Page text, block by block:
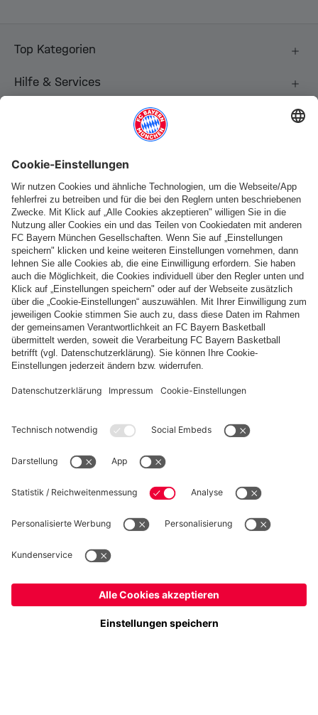
Top Kategorien
Hilfe & Services
Folge uns
Zahlung & Lieferung
FC Bayern Store App
WIDERRUF
Datenschutz
Cookie Details
Preise inklusive MwSt. und zzgl. Versandkosten
© FC Bayern München AG
FC Bayern München AG, Säbener Str. 51-57, 81547 München
Ja,Österreich, um dorthin zu liefern!
Weltweit, um dorthin zu liefern!